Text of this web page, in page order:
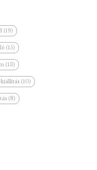
(19)
(15)
(13)
(10)
(8)